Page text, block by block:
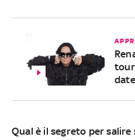
tour
Qual è il segreto per salire